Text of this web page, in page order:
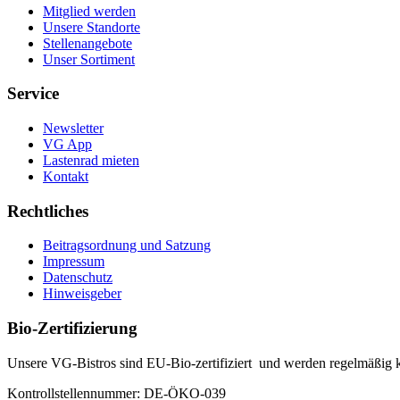
Mitglied werden
Unsere Standorte
Stellenangebote
Unser Sortiment
Service
Newsletter
VG App
Lastenrad mieten
Kontakt
Rechtliches
Beitragsordnung und Satzung
Impressum
Datenschutz
Hinweisgeber
Bio-Zertifizierung
Unsere VG-Bistros sind EU-Bio-zertifiziert und werden regelmäßig
Kontrollstellennummer: DE-ÖKO-039